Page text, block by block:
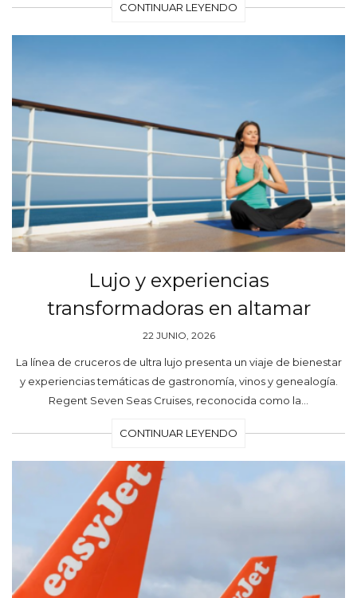
CONTINUAR LEYENDO
Lujo y experiencias
transformadoras en altamar
22 JUNIO, 2026
La línea de cruceros de ultra lujo presenta un viaje de bienestar
y experiencias temáticas de gastronomía, vinos y genealogía.
Regent Seven Seas Cruises, reconocida como la…
CONTINUAR LEYENDO